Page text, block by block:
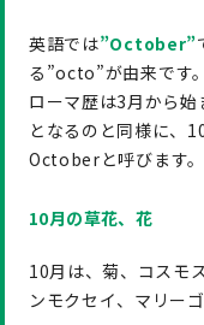
英語では”October”
る”octo”が由来です。
ローマ歴は3月から
となるのと同様に、
Octoberと呼びます。
10月の草花、花
10月は、菊、コスモ
ンモクセイ、マリー